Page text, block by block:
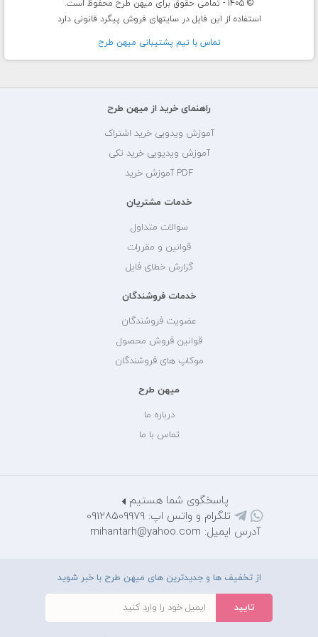
© 1405 - تمامی حقوق برای میهن طرح محفوظ است.
استفاده از این فایل در سایتهای فروش پیگرد قانونی دارد
تماس با تيم پشتيبانی ميهن طرح
راهنمای خرید از میهن طرح
آموزش ویدویی خرید اشتراک
آموزش ویدیویی خرید تکی
PDF آموزش خرید
خدمات مشتریان
سوالات متداول
قوانین و مقررات
گزارش خطای فایل
خدمات فروشندگان
عضویت فروشندگان
قوانین فروش محصول
موکاپ های فروشندگان
میهن طرح
درباره ما
تماس با ما
پاسخگوی شما هستیم
تلگرام و واتس اپ: 09128509979
آدرس ایمیل: mihantarh@yahoo.com
از تخفیف ها و جدیدترین های میهن طرح با خبر شوید